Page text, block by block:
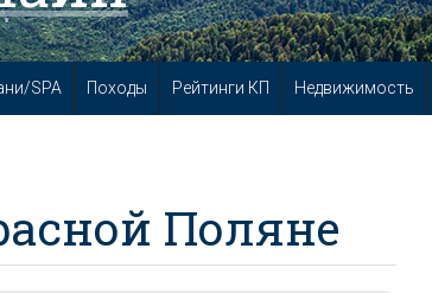
SPA Походы Рейтинги КП Недвижимость
Поляне